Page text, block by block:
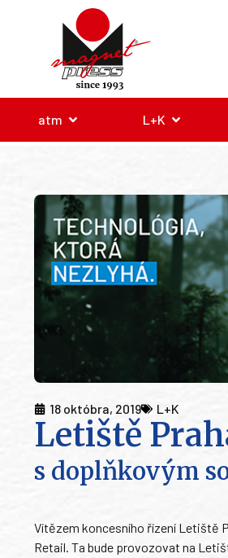
atm L+K
18 októbra, 2019 L+K
Letiště
s doplňkovým
Vítězem koncesního řízení Letiště
Retail. Ta bude provozovat na